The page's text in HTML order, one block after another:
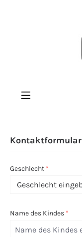
Kontaktformular
Geschlecht *
Name des Kindes *